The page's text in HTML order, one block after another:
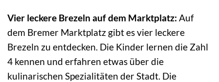
Vier leckere Brezeln auf dem Marktplatz: Auf
dem Bremer Marktplatz gibt es vier leckere
Brezeln zu entdecken. Die Kinder lernen die Zahl
4 kennen und erfahren etwas über die
kulinarischen Spezialitäten der Stadt. Die